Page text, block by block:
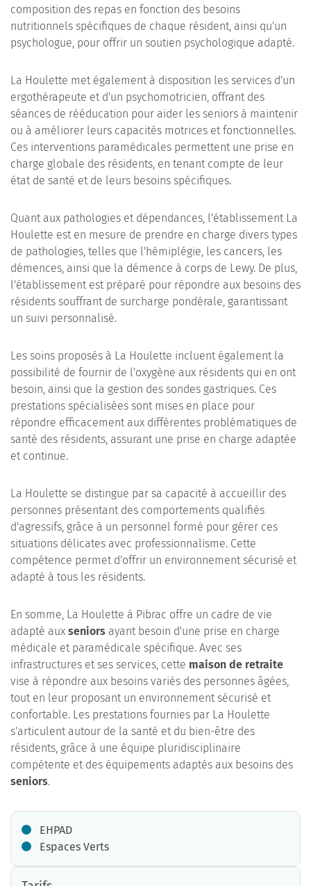
composition des repas en fonction des besoins
nutritionnels spécifiques de chaque résident, ainsi qu'un
psychologue, pour offrir un soutien psychologique adapté.
La Houlette met également à disposition les services d'un
ergothérapeute et d'un psychomotricien, offrant des
séances de rééducation pour aider les seniors à maintenir
ou à améliorer leurs capacités motrices et fonctionnelles.
Ces interventions paramédicales permettent une prise en
charge globale des résidents, en tenant compte de leur
état de santé et de leurs besoins spécifiques.
Quant aux pathologies et dépendances, l'établissement La
Houlette est en mesure de prendre en charge divers types
de pathologies, telles que l'hémiplégie, les cancers, les
démences, ainsi que la démence à corps de Lewy. De plus,
l'établissement est préparé pour répondre aux besoins des
résidents souffrant de surcharge pondérale, garantissant
un suivi personnalisé.
Les soins proposés à La Houlette incluent également la
possibilité de fournir de l'oxygène aux résidents qui en ont
besoin, ainsi que la gestion des sondes gastriques. Ces
prestations spécialisées sont mises en place pour
répondre efficacement aux différentes problématiques de
santé des résidents, assurant une prise en charge adaptée
et continue.
La Houlette se distingue par sa capacité à accueillir des
personnes présentant des comportements qualifiés
d'agressifs, grâce à un personnel formé pour gérer ces
situations délicates avec professionnalisme. Cette
compétence permet d'offrir un environnement sécurisé et
adapté à tous les résidents.
En somme, La Houlette à Pibrac offre un cadre de vie
adapté aux seniors ayant besoin d'une prise en charge
médicale et paramédicale spécifique. Avec ses
infrastructures et ses services, cette maison de retraite
vise à répondre aux besoins variés des personnes âgées,
tout en leur proposant un environnement sécurisé et
confortable. Les prestations fournies par La Houlette
s'articulent autour de la santé et du bien-être des
résidents, grâce à une équipe pluridisciplinaire
compétente et des équipements adaptés aux besoins des
seniors.
EHPAD
Espaces Verts